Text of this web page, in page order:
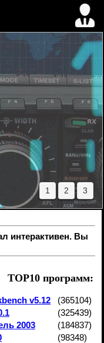
1 2 3
интерактивен. Вы
TOP10 программ:
v5.12
(365104)
(325439)
2003
(184837)
(98348)